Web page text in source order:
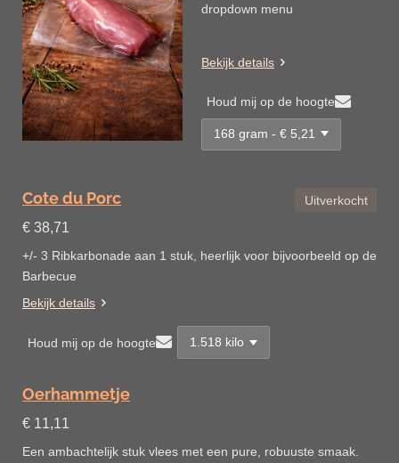
dropdown menu
Bekijk details
Houd mij op de hoogte
Uitverkocht
Cote du Porc
€ 38,71
+/- 3 Ribkarbonade aan 1 stuk, heerlijk voor bijvoorbeeld op de
Barbecue
Bekijk details
Houd mij op de hoogte
Oerhammetje
€ 11,11
Een ambachtelijk stuk vlees met een pure, robuuste smaak.